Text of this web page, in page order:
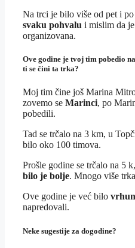
Na trci je bilo više od pet i
svaku pohvalu i mislim da
organizovana.
Ove godine je tvoj tim pobedio
ti se čini ta trka?
Moj tim čine još Marina
zovemo se Marinci, po
pobedili.
Tad se trčalo na 3 km, u
bilo oko 100 timova.
Prošle godine se trčalo na 5
bilo je bolje. Mnogo više
Ove godine je već bilo
napredovali.
Neke sugestije za dogodine?